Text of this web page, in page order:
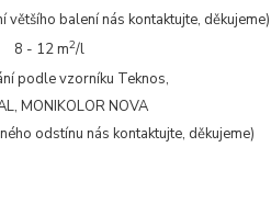
většího balení nás kontaktujte, děkujeme)
8 - 12 m2/l
podle vzorníku Teknos,
MONIKOLOR NOVA
odstínu nás kontaktujte, děkujeme)